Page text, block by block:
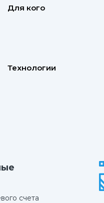
Для кого
Технологии
счета